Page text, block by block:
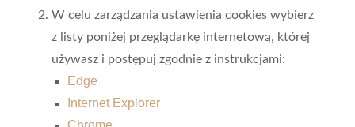
W celu zarządzania ustawienia cookies wybierz
z listy poniżej przeglądarkę internetową, której
używasz i postępuj zgodnie z instrukcjami:
Edge
Internet Explorer